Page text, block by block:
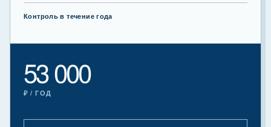
Контроль в течение года
53 000
₽ / ГОД